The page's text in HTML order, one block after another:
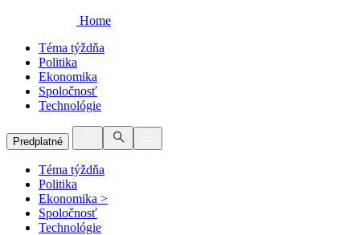
Home
Téma týždňa
Politika
Ekonomika
Spoločnosť
Technológie
Predplatné
Téma týždňa
Politika
Ekonomika >
Spoločnosť
Technológie